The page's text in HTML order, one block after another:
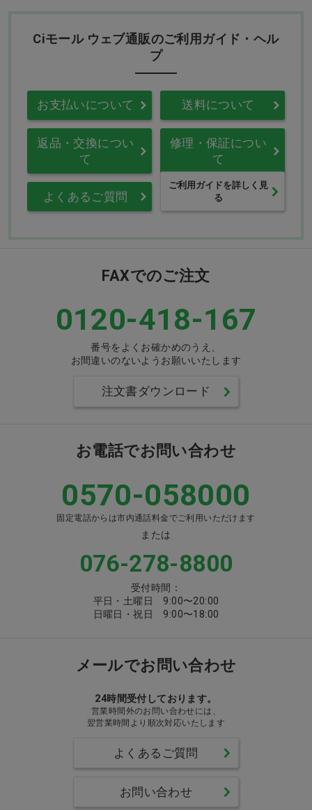
Ciモール ウェブ通販のご利用ガイド・ヘル
プ
お支払いについて 送料について
返品・交換につい
て
修理・保証につい
て
よくあるご質問
ご利用ガイドを詳しく見
る
FAXでのご注文
0120-418-167
番号をよくお確かめのうえ、
お間違いのないようお願いいたします
注文書ダウンロード
お電話でお問い合わせ
0570-058000
固定電話からは市内通話料金でご利用いただけます
または
076-278-8800
受付時間：
平日・土曜日 9:00〜20:00
日曜日・祝日 9:00〜18:00
メールでお問い合わせ
24時間受付しております。
営業時間外のお問い合わせには、
翌営業時間より順次対応いたします
よくあるご質問
お問い合わせ